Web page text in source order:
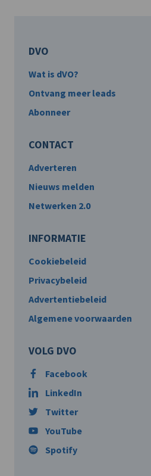
DVO
Wat is dVO?
Ontvang meer leads
Abonneer
CONTACT
Adverteren
Nieuws melden
Netwerken 2.0
INFORMATIE
Cookiebeleid
Privacybeleid
Advertentiebeleid
Algemene voorwaarden
VOLG DVO
Facebook
LinkedIn
Twitter
YouTube
Spotify